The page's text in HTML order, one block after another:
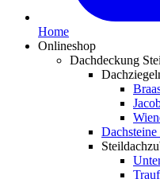
Home
Onlineshop
Dachdeckung